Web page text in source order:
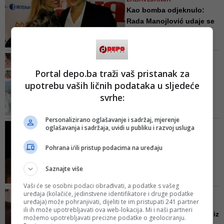
Kao bomba odjeknulo:
Rada Manojlović udaje se
sačuvaju isključivo za sebe. Ipak
detalji vjenčanja dospjeli su u
javnost, a, kako se navodi,
NJEGOVA BIVŠA SUPRUGA
Oženio se Staša Košarac,
Ovo je 45-godišnjem Staši
Košarcu treći brak, a politički
svakom novom funkcijom i
FOTO/ POZIRALI NA STAROM
Transrodna pjevačica
Ciriha doputovala u Sarajevo,
gdje je odsjela sa prijateljima, a u
subotu u popodnevnim satima
sve je bilo dogovoreno i
FOTO I VIDEO/ NAKON
ŠERIJATSKOG VJENČANJA
Procurile prve fotografije iz
Portal depo.ba traži vaš pristanak za
upotrebu vaših ličnih podataka u sljedeće
svrhe:
Personalizirano oglašavanje i sadržaj, mjerenje
oglašavanja i sadržaja, uvidi u publiku i razvoj usluga
Pohrana i/ili pristup podacima na uređaju
Saznajte više
Vaši će se osobni podaci obrađivati, a podatke s vašeg
uređaja (kolačiće, jedinstvene identifikatore i druge podatke
uređaja) može pohranjivati, dijeliti te im pristupati 241 partner
ili ih može upotrebljavati ova web-lokacija. Mi i naši partneri
možemo upotrebljavati precizne podatke o geolociranju.